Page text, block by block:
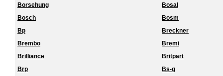
Borsehung
Bosal
Bosch
Bosm
Bp
Breckner
Brembo
Bremi
Brilliance
Britpart
Brp
Bs-g